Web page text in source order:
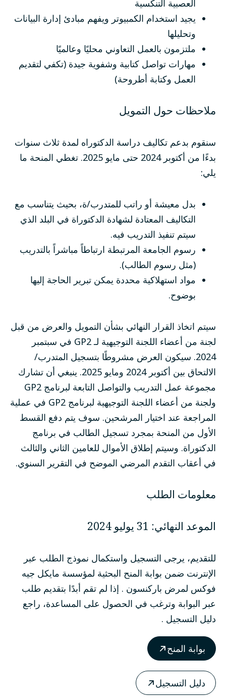
العصبية التنكسية
يجيد استخدام الكمبيوتر ويفهم مبادئ إدارة البيانات
وتحليلها
ملتزمون بالعمل التعاوني محليًا وعالميًا
مهارات تواصل كتابية وشفوية جيدة (تكفي لتقديم
العمل وكتابة أطروحة)
ملاحظات حول التمويل
سنقوم بدعم تكاليف دراسة الدكتوراه لمدة ثلاث سنوات
بدءًا من أكتوبر 2024 حتى مايو 2025. تغطي المنحة ما
يلي:
بدل معيشة أو راتب للمتدرب/ة، بحيث يتناسب مع
التكاليف المعتادة لشهادة الدكتوراة في البلد الذي
سيتم تنفيذ التدريب فيه.
رسوم الجامعة المرتبطة ارتباطاً مباشراً بالتدريب
(مثل رسوم الطالب).
مواد استهلاكية محددة يمكن تبرير الحاجة إليها
بوضوح.
سيتم اتخاذ القرار النهائي بشأن التمويل والعرض من قبل
لجنة من أعضاء اللجنة التوجيهية لـ GP2 في سبتمبر
2024. سيكون العرض مشروطًا بتسجيل المتدرب/
الالتحاق بين أكتوبر 2024 ومايو 2025. ينبغي أن تشارك
مجموعة عمل التدريب والتواصل التابعة لبرنامج GP2
ولجنة من أعضاء اللجنة التوجيهية لبرنامج GP2 في عملية
المراجعة عند اختيار المرشحين. سوف يتم دفع القسط
الأول من المنحة بمجرد تسجيل الطالب في برنامج
الدكتوراة. وسيتم إطلاق الأموال للعامين الثاني والثالث
في أعقاب التقدم المرضي الموضح في التقرير السنوي.
معلومات الطلب
الموعد النهائي: 31 يوليو 2024
للتقديم، يرجى التسجيل واستكمال نموذج الطلب عبر
الإنترنت ضمن بوابة المنح البحثية لمؤسسة مايكل جيه
فوكس لمرض باركنسون . إذا لم تقم أبدًا بتقديم طلب
عبر البوابة وترغب في الحصول على المساعدة، راجع
دليل التسجيل .
بوابة المنح
دليل التسجيل